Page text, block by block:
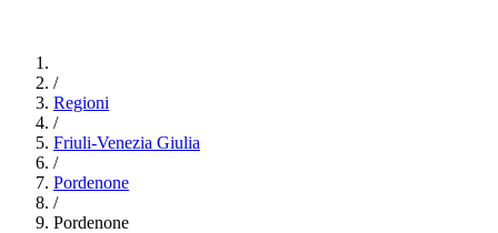
/
Regioni
/
Friuli-Venezia Giulia
/
Pordenone
/
Pordenone